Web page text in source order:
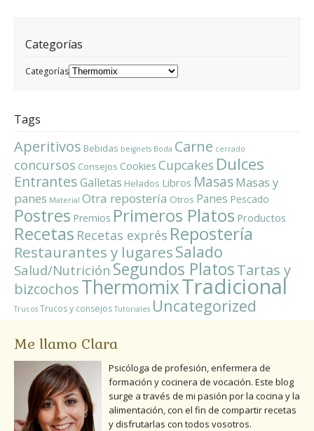
Categorías
Categorías
Tags
Aperitivos Bebidas beignets Boda Carne cerrado
concursos Consejos Cookies Cupcakes Dulces
EntrantesGalletas Helados Libros MasasMasas y
panes Material Otra repostería Otros Panes Pescado
Postres Premios Primeros Platos Productos
Recetas Recetas exprés Repostería
Restaurantes y lugaresSalado
Salud/Nutrición Segundos PlatosTartas y
bizcochosThermomixTradicional
Trucos Trucos y consejos Tutoriales Uncategorized
Me llamo Clara
Psicóloga de profesión, enfermera de
formación y cocinera de vocación. Este blog
surge a través de mi pasión por la cocina y la
alimentación, con el fin de compartir recetas
y disfrutarlas con todos vosotros.